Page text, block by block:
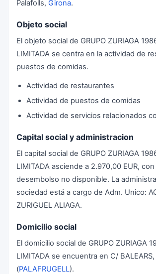
Palafolls, Girona.
Objeto social
El objeto social de GRUPO ZURIAGA
LIMITADA se centra en la actividad de
puestos de comidas.
Actividad de restaurantes
Actividad de puestos de comidas
Actividad de servicios relacionados
Capital social y administracion
El capital social de GRUPO ZURIAGA
LIMITADA asciende a 2.970,00 EUR,
desembolso no disponible. La
sociedad está a cargo de Adm. Unico:
ZURIGUEL ALIAGA.
Domicilio social
El domicilio social de GRUPO ZURIAGA
LIMITADA se encuentra en C/ BALEARS,
(PALAFRUGELL).